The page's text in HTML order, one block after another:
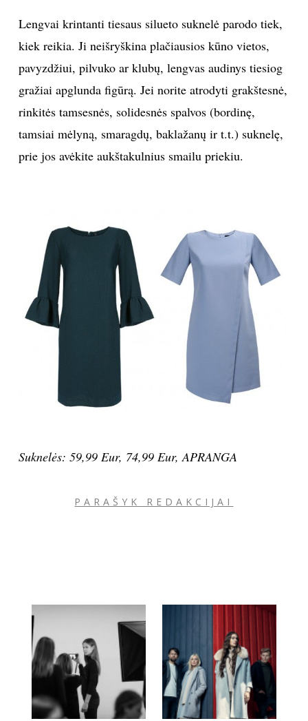
Lengvai krintanti tiesaus silueto suknelė parodo tiek,
kiek reikia. Ji neišryškina plačiausios kūno vietos,
pavyzdžiui, pilvuko ar klubų, lengvas audinys tiesiog
gražiai apglunda figūrą. Jei norite atrodyti grakštesnė,
rinkitės tamsesnės, solidesnės spalvos (bordinę,
tamsiai mėlyną, smaragdų, baklažanų ir t.t.) suknelę,
prie jos avėkite aukštakulnius smailu priekiu.
Suknelės: 59,99 Eur, 74,99 Eur, APRANGA
PARAŠYK REDAKCIJAI